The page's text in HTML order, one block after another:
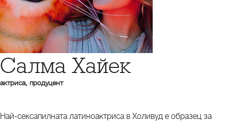
Салма Хайек
актриса, продуцент
Най-сексапилната латиноактриса в Холивуд е образец за